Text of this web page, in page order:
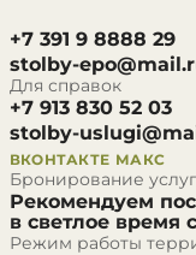
+7 391 9 8888 29
stolby-
Для справок
+7 913 830 52 03
stolby-
ВКОНТАКТЕ МАКС
Бронирование услуг
Рекомендуем
в светлое время
Режим работы